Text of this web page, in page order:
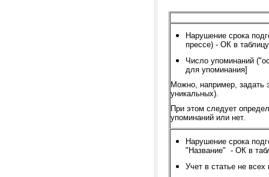
Нарушение срока
прессе) - ОК в
Число упоминаний
для упоминания]
Можно, например, задать
уникальных).
При этом следует
упоминаний или нет.
Нарушение срока
"Название" - ОК в
Учет в статье не